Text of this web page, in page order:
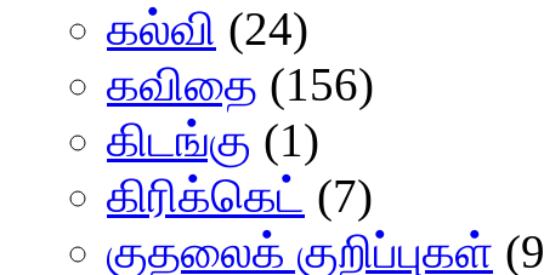
கல்வி (24)
கவிதை (156)
கிடங்கு (1)
கிரிக்கெட் (7)
குதலைக் குறிப்புகள்